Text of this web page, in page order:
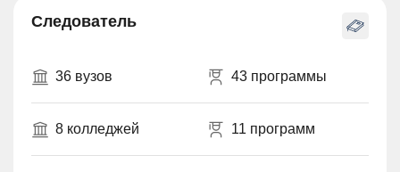
Следователь
36 вузов 43 программы
8 колледжей 11 программ